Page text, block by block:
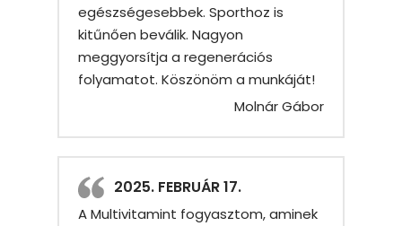
egészségesebbek. Sporthoz is
kitűnően beválik. Nagyon
meggyorsítja a regenerációs
folyamatot. Köszönöm a munkáját!
Molnár Gábor
2025. FEBRUÁR 17.
A Multivitamint fogyasztom, aminek